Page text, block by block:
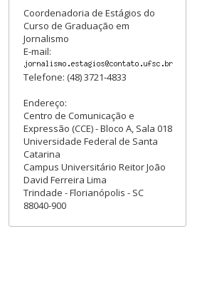
Coordenadoria de Estágios do
Curso de Graduação em
Jornalismo
E-mail:
Telefone: (48) 3721-4833
Endereço:
Centro de Comunicação e
Expressão (CCE) - Bloco A, Sala 018
Universidade Federal de Santa
Catarina
Campus Universitário Reitor João
David Ferreira Lima
Trindade - Florianópolis - SC
88040-900